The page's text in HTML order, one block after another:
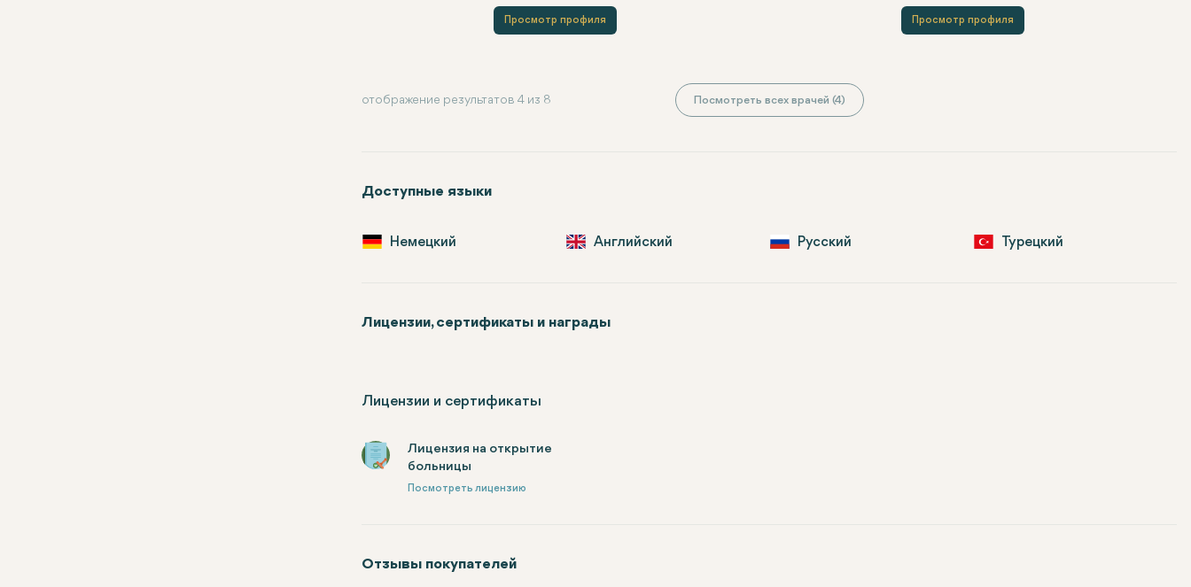
Просмотр профиля Просмотр профиля
отображение результатов 4 из 8 Посмотреть всех врачей (4)
Доступные языки
Немецкий Английский Русский Турецкий
Лицензии, сертификаты и награды
Лицензии и сертификаты
Лицензия на открытие
больницы
Посмотреть лицензию
Отзывы покупателей